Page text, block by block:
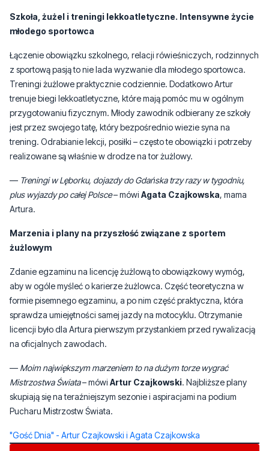
Szkoła, żużel i treningi lekkoatletyczne. Intensywne życie
młodego sportowca
Łączenie obowiązku szkolnego, relacji rówieśniczych, rodzinnych
z sportową pasją to nie lada wyzwanie dla młodego sportowca.
Treningi żużlowe praktycznie codziennie. Dodatkowo Artur
trenuje biegi lekkoatletyczne, które mają pomóc mu w ogólnym
przygotowaniu fizycznym. Młody zawodnik odbierany ze szkoły
jest przez swojego tatę, który bezpośrednio wiezie syna na
trening. Odrabianie lekcji, posiłki – często te obowiązki i potrzeby
realizowane są właśnie w drodze na tor żużlowy.
— Treningi w Lęborku, dojazdy do Gdańska trzy razy w tygodniu,
plus wyjazdy po całej Polsce– mówi Agata Czajkowska, mama
Artura.
Marzenia i plany na przyszłość związane z sportem
żużlowym
Zdanie egzaminu na licencję żużlową to obowiązkowy wymóg,
aby w ogóle myśleć o karierze żużlowca. Część teoretyczna w
formie pisemnego egzaminu, a po nim część praktyczna, która
sprawdza umiejętności samej jazdy na motocyklu. Otrzymanie
licencji było dla Artura pierwszym przystankiem przed rywalizacją
na oficjalnych zawodach.
— Moim największym marzeniem to na dużym torze wygrać
Mistrzostwa Świata– mówi Artur Czajkowski. Najbliższe plany
skupiają się na teraźniejszym sezonie i aspiracjami na podium
Pucharu Mistrzostw Świata.
"Gość Dnia" - Artur Czajkowski i Agata Czajkowska